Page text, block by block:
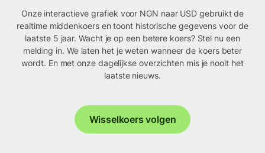
Onze interactieve grafiek voor NGN naar USD gebruikt de
realtime middenkoers en toont historische gegevens voor de
laatste 5 jaar. Wacht je op een betere koers? Stel nu een
melding in. We laten het je weten wanneer de koers beter
wordt. En met onze dagelijkse overzichten mis je nooit het
laatste nieuws.
Wisselkoers volgen